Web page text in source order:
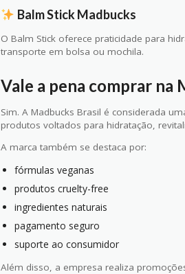
Balm Stick Madbucks
O Balm Stick oferece praticidade para
transporte em bolsa ou mochila.
Vale a pena comprar na
Sim. A Madbucks Brasil é considerada
produtos voltados para hidratação,
A marca também se destaca por:
fórmulas veganas
produtos cruelty-free
ingredientes naturais
pagamento seguro
suporte ao consumidor
Além disso, a empresa realiza